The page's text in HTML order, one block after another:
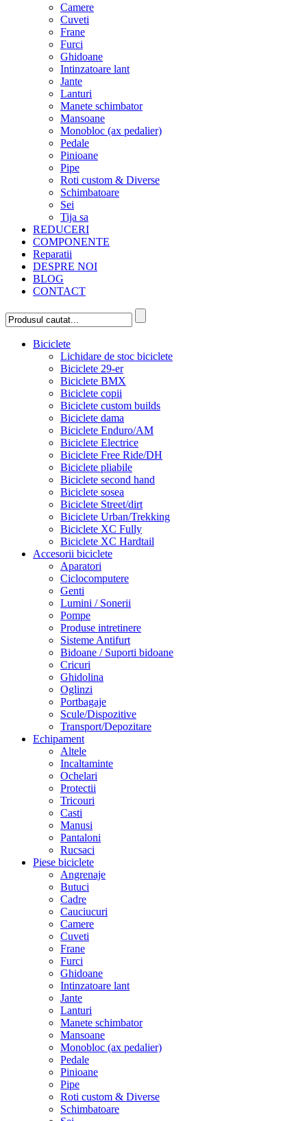
Camere
Cuveti
Frane
Furci
Ghidoane
Intinzatoare lant
Jante
Lanturi
Manete schimbator
Mansoane
Monobloc (ax pedalier)
Pedale
Pinioane
Pipe
Roti custom & Diverse
Schimbatoare
Sei
Tija sa
REDUCERI
COMPONENTE
Reparatii
DESPRE NOI
BLOG
CONTACT
Biciclete
Lichidare de stoc biciclete
Biciclete 29-er
Biciclete BMX
Biciclete copii
Biciclete custom builds
Biciclete dama
Biciclete Enduro/AM
Biciclete Electrice
Biciclete Free Ride/DH
Biciclete pliabile
Biciclete second hand
Biciclete sosea
Biciclete Street/dirt
Biciclete Urban/Trekking
Biciclete XC Fully
Biciclete XC Hardtail
Accesorii biciclete
Aparatori
Ciclocomputere
Genti
Lumini / Sonerii
Pompe
Produse intretinere
Sisteme Antifurt
Bidoane / Suporti bidoane
Cricuri
Ghidolina
Oglinzi
Portbagaje
Scule/Dispozitive
Transport/Depozitare
Echipament
Altele
Incaltaminte
Ochelari
Protectii
Tricouri
Casti
Manusi
Pantaloni
Rucsaci
Piese biciclete
Angrenaje
Butuci
Cadre
Cauciucuri
Camere
Cuveti
Frane
Furci
Ghidoane
Intinzatoare lant
Jante
Lanturi
Manete schimbator
Mansoane
Monobloc (ax pedalier)
Pedale
Pinioane
Pipe
Roti custom & Diverse
Schimbatoare